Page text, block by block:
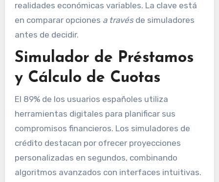
realidades económicas variables. La clave está
en comparar opciones a travésde simuladores
antes de decidir.
Simulador de Préstamos
y Cálculo de Cuotas
El 89% de los usuarios españoles utiliza
herramientas digitales para planificar sus
compromisos financieros. Los simuladores de
crédito destacan por ofrecer proyecciones
personalizadas en segundos, combinando
algoritmos avanzados con interfaces intuitivas.